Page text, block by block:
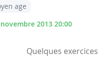
age
2013 20:00
Quelques